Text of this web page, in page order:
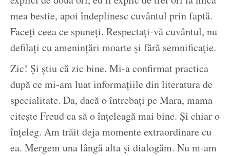
mea bestie, apoi îndeplinesc cuvântul prin faptă.
Faceți ceea ce spuneți. Respectați-vă cuvântul, nu
defilați cu amenințări moarte și fără semnificație.
Zic! Și știu că zic bine. Mi-a confirmat practica
după ce mi-am luat informațiile din literatura de
specialitate. Da, dacă o întrebați pe Mara, mama
citește Freud ca să o înțeleagă mai bine. Și chiar o
înțeleg. Am trăit deja momente extraordinare cu
ea. Mergem una lângă alta și dialogăm. Nu m-am